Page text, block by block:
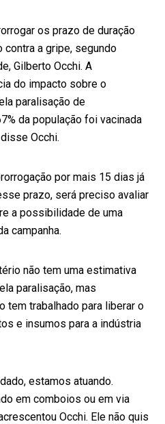
os prazo de duração
contra a gripe, segundo
Gilberto Occhi. A
do impacto sobre o
paralisação de
da população foi vacinada
Occhi.
por mais 15 dias já
prazo, será preciso avaliar
a possibilidade de uma
campanha.
não tem uma estimativa
paralisação, mas
tem trabalhado para liberar o
e insumos para a indústria
estamos atuando.
em comboios ou em via
Occhi. Ele não quis